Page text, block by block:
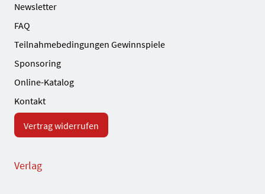
Newsletter
FAQ
Teilnahmebedingungen Gewinnspiele
Sponsoring
Online-Katalog
Kontakt
Vertrag widerrufen
Verlag